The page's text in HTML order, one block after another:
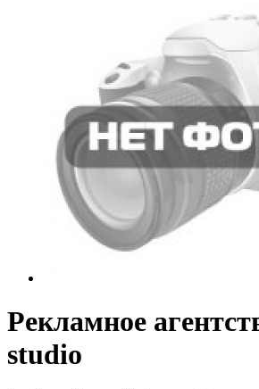
Рекламное
studio